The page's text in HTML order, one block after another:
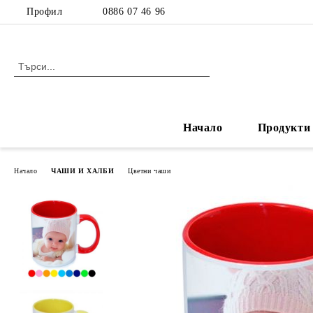
Профил 0886 07 46 96
Начало Продукти
Начало ЧАШИ И ХАЛБИ Цветни чаши